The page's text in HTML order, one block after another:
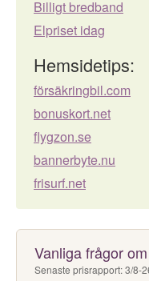
Billigt bredband
Elpriset idag
Hemsidetips:
försäkringbil.com
bonuskort.net
flygzon.se
bannerbyte.nu
frisurf.net
Vanliga frågor
Senaste prisrapport: 3/8-